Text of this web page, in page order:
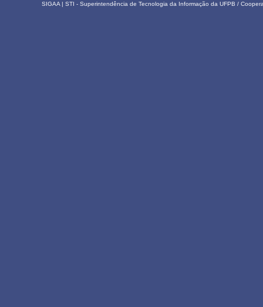
SIGAA | STI - Superintendência de Tecnologia da Informação da UFPB /